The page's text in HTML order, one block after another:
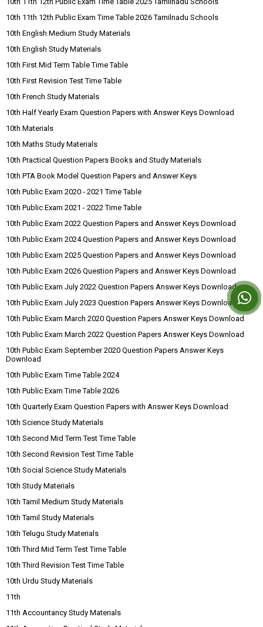
10th 11th 12th Public Exam Time Table 2026 Tamilnadu Schools
10th English Medium Study Materials
10th English Study Materials
10th First Mid Term Table Time Table
10th First Revision Test Time Table
10th French Study Materials
10th Half Yearly Exam Question Papers with Answer Keys Download
10th Materials
10th Maths Study Materials
10th Practical Question Papers Books and Study Materials
10th PTA Book Model Question Papers and Answer Keys
10th Public Exam 2020 - 2021 Time Table
10th Public Exam 2021 - 2022 Time Table
10th Public Exam 2022 Question Papers and Answer Keys Download
10th Public Exam 2024 Question Papers and Answer Keys Download
10th Public Exam 2025 Question Papers and Answer Keys Download
10th Public Exam 2026 Question Papers and Answer Keys Download
10th Public Exam July 2022 Question Papers Answer Keys Download
10th Public Exam July 2023 Question Papers Answer Keys Download
10th Public Exam March 2020 Question Papers Answer Keys Download
10th Public Exam March 2022 Question Papers Answer Keys Download
10th Public Exam September 2020 Question Papers Answer Keys
Download
10th Public Exam Time Table 2024
10th Public Exam Time Table 2026
10th Quarterly Exam Question Papers with Answer Keys Download
10th Science Study Materials
10th Second Mid Term Test Time Table
10th Second Revision Test Time Table
10th Social Science Study Materials
10th Study Materials
10th Tamil Medium Study Materials
10th Tamil Study Materials
10th Telugu Study Materials
10th Third Mid Term Test Time Table
10th Third Revision Test Time Table
10th Urdu Study Materials
11th
11th Accountancy Study Materials